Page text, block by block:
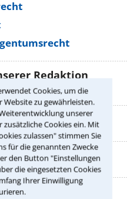
Cookies, um die
zu gewährleisten.
unserer
Cookies ein. Mit
zulassen" stimmen Sie
für die genannten Zwecke
den Button "Einstellungen
die eingesetzten Cookies
Ihrer Einwilligung
Redaktion
zahlen?
jeder
sollte
Regeln,
für Mieter
Urlaub,